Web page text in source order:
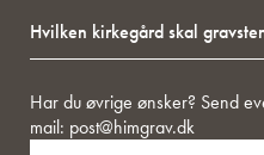
stenen?
en
dekoration
stenen?
kirkegård
skal
gravstenen
stå
på?
Besked
Har du øvrige ønsker? Send
mail: post@himgrav.dk